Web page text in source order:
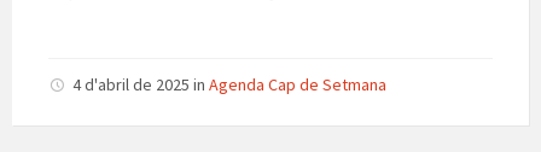
ix
4 d'abril de 2025 in Agenda Cap de Setmana